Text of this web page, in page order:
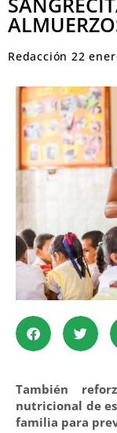
Redacción 22
También
nutricional de
familia para